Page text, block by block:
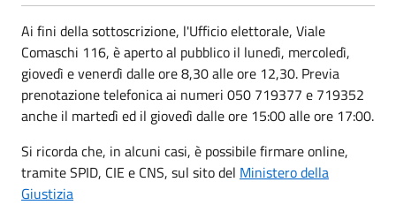
Ai fini della sottoscrizione, l'Ufficio elettorale, Viale
Comaschi 116, è aperto al pubblico il lunedì, mercoledì,
giovedì e venerdì dalle ore 8,30 alle ore 12,30. Previa
prenotazione telefonica ai numeri 050 719377 e 719352
anche il martedì ed il giovedì dalle ore 15:00 alle ore 17:00.
Si ricorda che, in alcuni casi, è possibile firmare online,
tramite SPID, CIE e CNS, sul sito del Ministero della
Giustizia